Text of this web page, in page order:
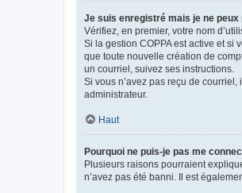
Je suis enregistré mais je ne peux
Vérifiez, en premier, votre nom
Si la gestion COPPA est active et si
que toute nouvelle création de
un courriel, suivez ses instructions.
Si vous n’avez pas reçu de
administrateur.
Haut
Pourquoi ne puis-je pas me
Plusieurs raisons pourraient
n’avez pas été banni. Il est